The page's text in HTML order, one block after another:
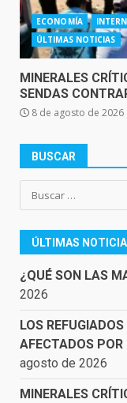
ECONOMÍA
ÚLTIMAS NOTICIAS
MINERALES
SENDAS
8 de agosto de 2026
BUSCAR
Buscar:
ÚLTIMAS
¿QUÉ SON LAS
2026
LOS
AFECTADOS POR
agosto de 2026
MINERALES